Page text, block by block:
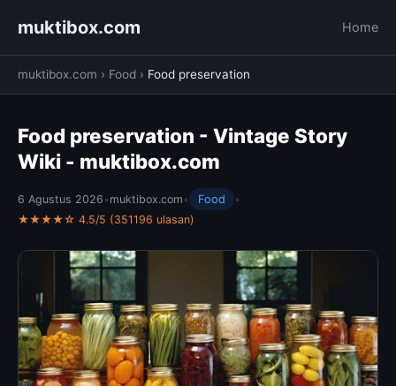
muktibox.com Home
muktibox.com › Food › Food preservation
Food preservation - Vintage Story
Wiki - muktibox.com
6 Agustus 2026 • muktibox.com • Food
•
★★★★☆ 4.5/5 (351196 ulasan)